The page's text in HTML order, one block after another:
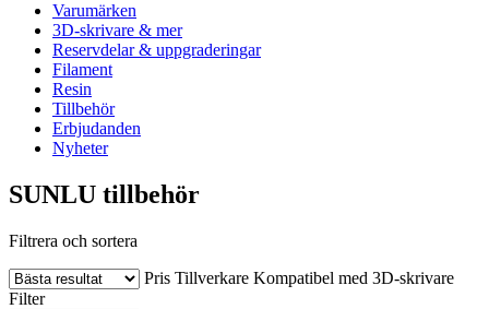
Varumärken
3D-skrivare & mer
Reservdelar & uppgraderingar
Filament
Resin
Tillbehör
Erbjudanden
Nyheter
SUNLU tillbehör
Filtrera och sortera
Pris Tillverkare Kompatibel med 3D-skrivare
Filter